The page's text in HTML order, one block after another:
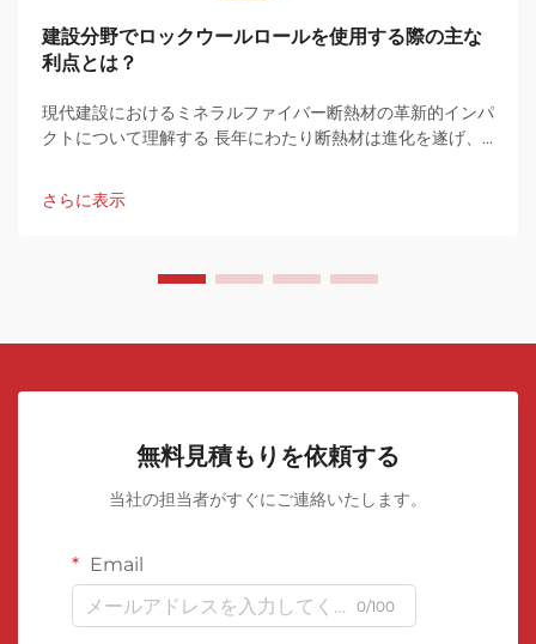
建設分野でロックウールロールを使用する際の主な
利点とは？
現代建設におけるミネラルファイバー断熱材の革新的インパ
クトについて理解する 長年にわたり断熱材は進化を遂げ、
ンとして浮上してきました。
さらに表示
無料見積もりを依頼する
当社の担当者がすぐにご連絡いたします。
Email
0/100